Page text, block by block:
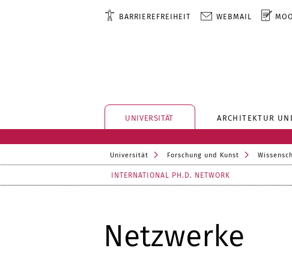
BARRIEREFREIHEIT WEBMAIL
UNIVERSITÄT ARCHITEKTUR
Universität Forschung und Kunst
INTERNATIONAL PH.D. NETWORK
Netzwerke